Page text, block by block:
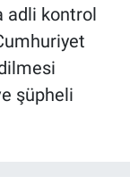
adli kontrol
şüpheli